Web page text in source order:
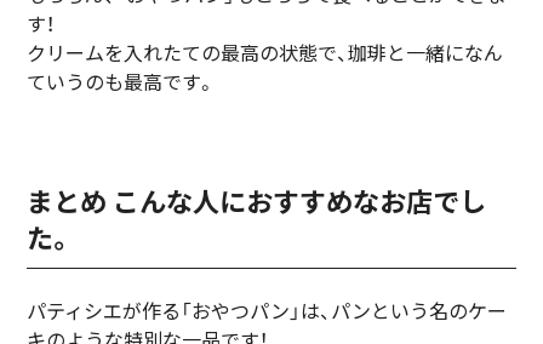
す！
クリームを入れたての最高の状態で、珈琲と一緒になん
ていうのも最高です。
まとめ こんな人におすすめなお店でし
た。
パティシエが作る「おやつパン」は、パンという名のケー